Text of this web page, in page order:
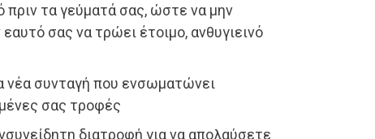
πριν τα γεύματά σας, ώστε να μην
σας να τρώει έτοιμο, ανθυγιεινό
νέα συνταγή που ενσωματώνει
σας τροφές
διατροφή για να απολαύσετε